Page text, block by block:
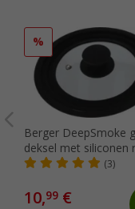
%
Berger DeepSmoke
deksel met siliconen
steelpan ⌀16/18/20
(3)
10,99 €